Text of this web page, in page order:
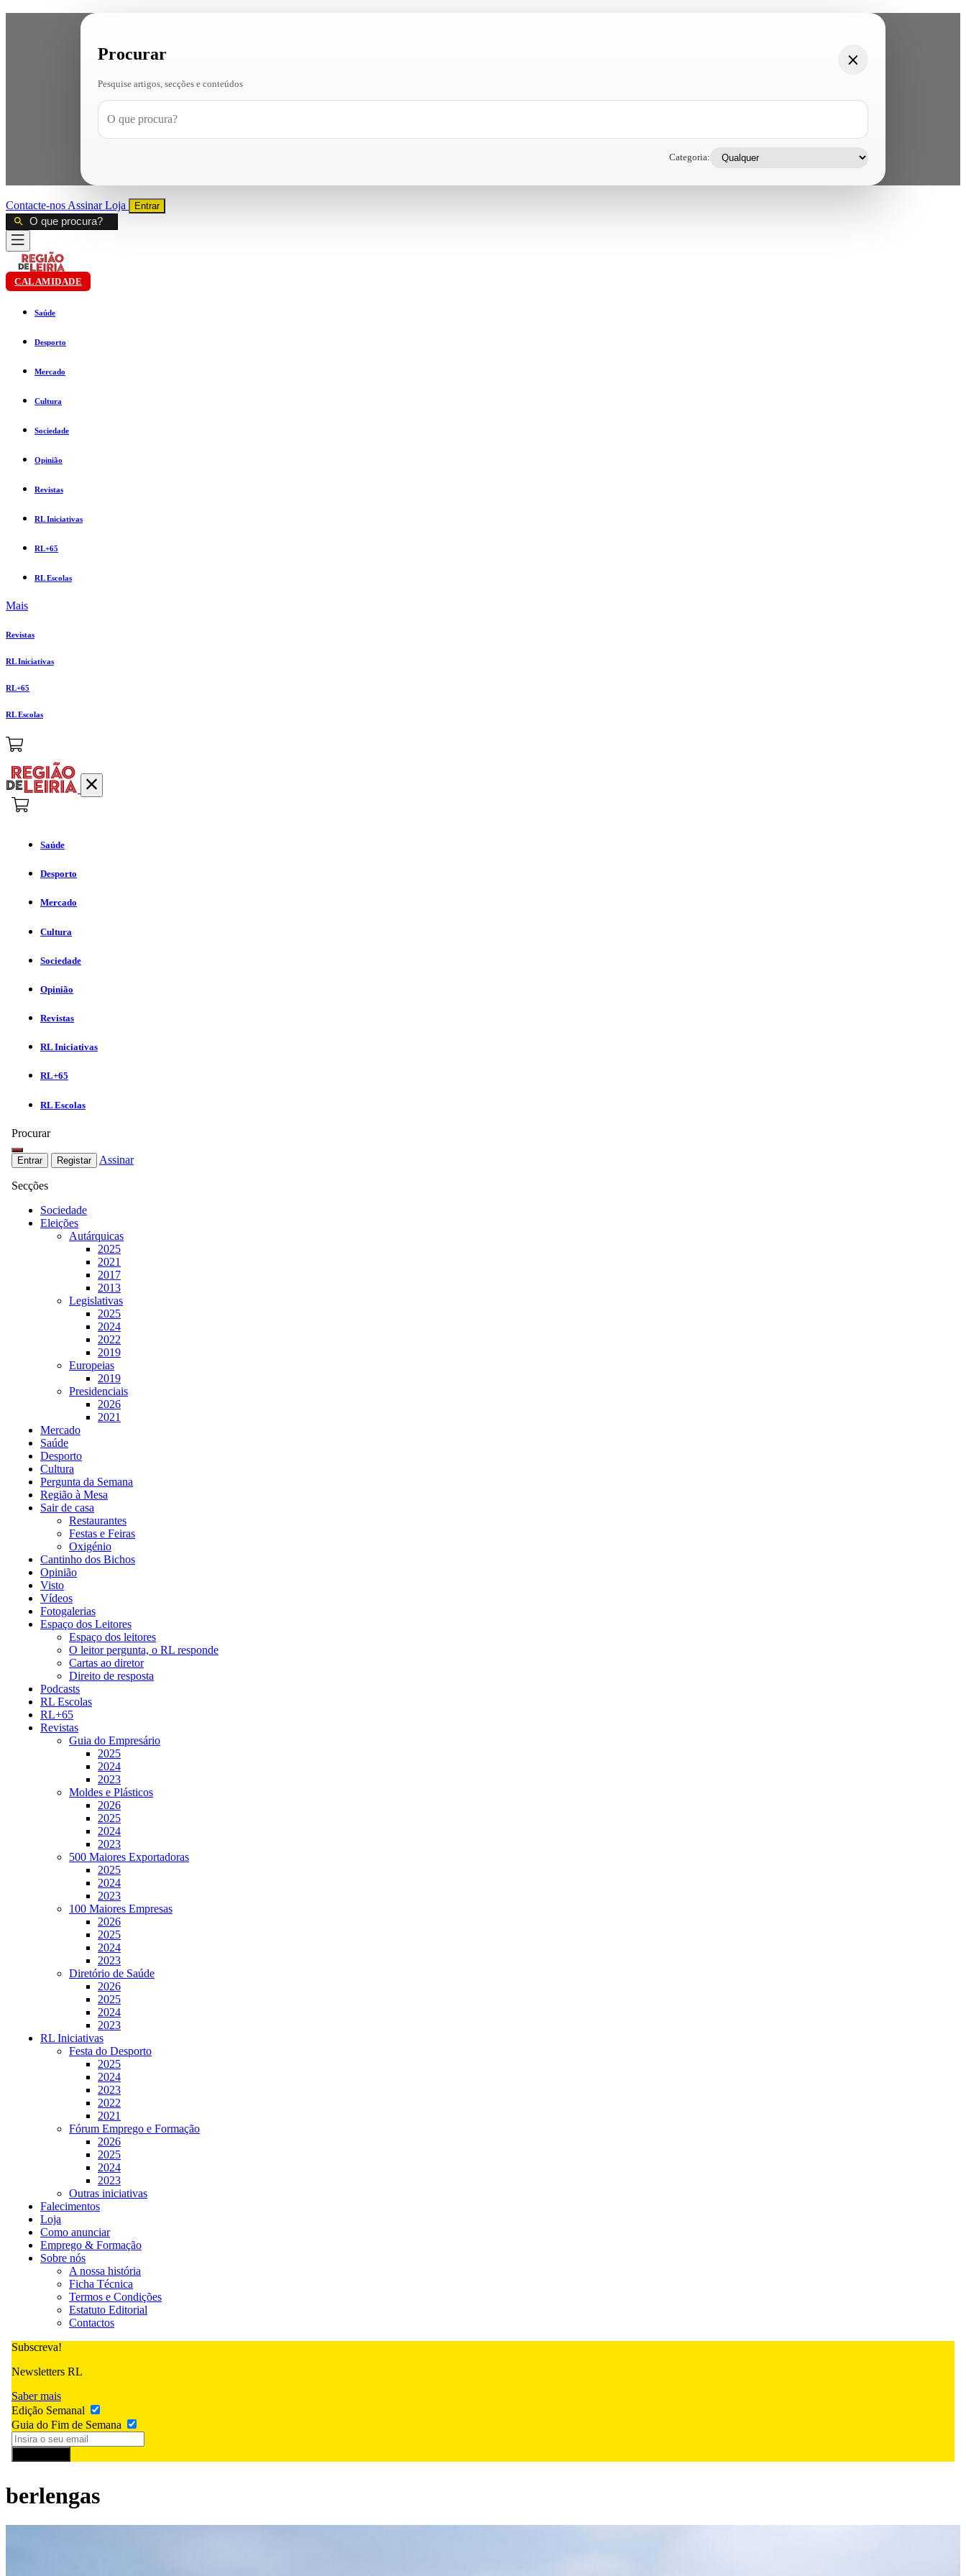
Procurar
Pesquise artigos, secções e conteúdos
Categoria:
Contacte-nos AssinarLoja Entrar
CALAMIDADE
Saúde
Desporto
Mercado
Cultura
Sociedade
Opinião
Revistas
RL Iniciativas
RL+65
RL Escolas
Mais
Revistas
RL Iniciativas
RL+65
RL Escolas
Saúde
Desporto
Mercado
Cultura
Sociedade
Opinião
Revistas
RL Iniciativas
RL+65
RL Escolas
Procurar
Entrar Registar Assinar
Secções
Sociedade
Eleições
Autárquicas
2025
2021
2017
2013
Legislativas
2025
2024
2022
2019
Europeias
2019
Presidenciais
2026
2021
Mercado
Saúde
Desporto
Cultura
Pergunta da Semana
Região à Mesa
Sair de casa
Restaurantes
Festas e Feiras
Oxigénio
Cantinho dos Bichos
Opinião
Visto
Vídeos
Fotogalerias
Espaço dos Leitores
Espaço dos leitores
O leitor pergunta, o RL responde
Cartas ao diretor
Direito de resposta
Podcasts
RL Escolas
RL+65
Revistas
Guia do Empresário
2025
2024
2023
Moldes e Plásticos
2026
2025
2024
2023
500 Maiores Exportadoras
2025
2024
2023
100 Maiores Empresas
2026
2025
2024
2023
Diretório de Saúde
2026
2025
2024
2023
RL Iniciativas
Festa do Desporto
2025
2024
2023
2022
2021
Fórum Emprego e Formação
2026
2025
2024
2023
Outras iniciativas
Falecimentos
Loja
Como anunciar
Emprego & Formação
Sobre nós
A nossa história
Ficha Técnica
Termos e Condições
Estatuto Editorial
Contactos
Subscreva!
Newsletters RL
Saber mais
Edição Semanal
Guia do Fim de Semana
berlengas